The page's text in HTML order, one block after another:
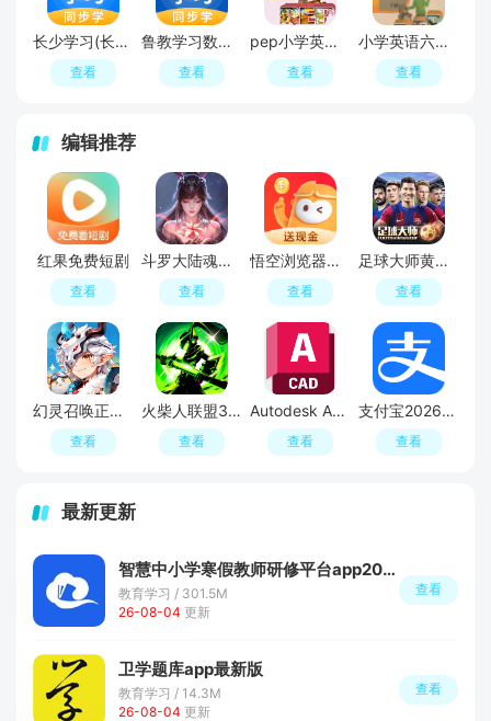
长少学习(长少英语小学版app2026最新版)
查看
鲁教学习数字资源(鲁教版电子教材小学版2026版)
查看
pep小学英语五年级下软件免费下载
查看
小学英语六年级下部编版2025
查看
编辑推荐
红果免费短剧
查看
斗罗大陆魂师对决官服
查看
悟空浏览器免费追剧APP官方版
查看
足球大师黄金一代手游
查看
幻灵召唤正版手游
查看
火柴人联盟3官方正版
查看
Autodesk AutoCAD 2023破解版
查看
支付宝2026最新版本
查看
最新更新
智慧中小学寒假教师研修平台app2026最新版
教育学习 / 301.5M
26-08-04 更新
查看
卫学题库app最新版
教育学习 / 14.3M
26-08-04 更新
查看